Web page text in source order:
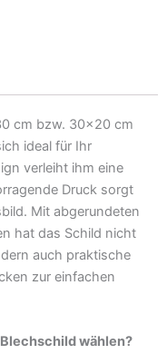
cm bzw. 30×20 cm
ideal für Ihr
verleiht ihm eine
Druck sorgt
Mit abgerundeten
hat das Schild nicht
auch praktische
zur einfachen
wählen?